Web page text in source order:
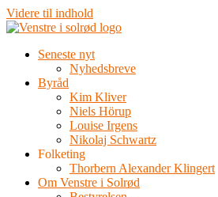
Videre til indhold
Seneste nyt
Nyhedsbreve
Byråd
Kim Kliver
Niels Hörup
Louise Irgens
Nikolaj Schwartz
Folketing
Thorbern Alexander Klingert
Om Venstre i Solrød